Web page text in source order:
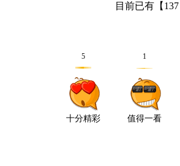
目前已有【 137
5
十分精彩
1
值得一看